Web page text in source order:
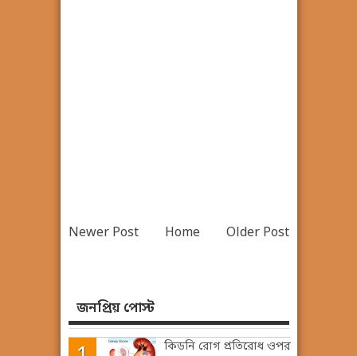
Newer Post Older Post
Home
জনপ্রিয় পোস্ট
কিডনি রোগ প্রতিরোধ ওপর